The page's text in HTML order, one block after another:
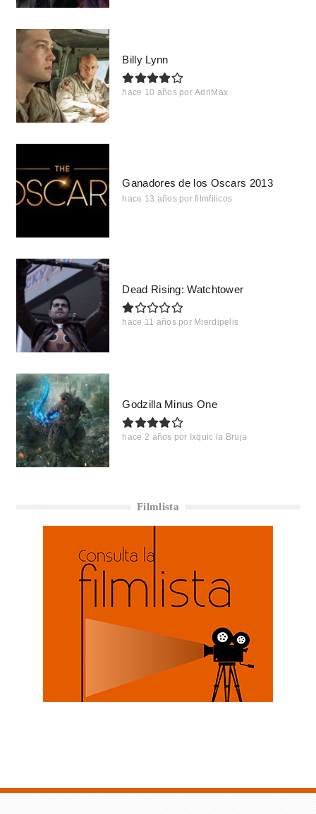
Billy Lynn
hace 10 años por AdriMax
Ganadores de los Oscars 2013
hace 13 años por filmfilicos
Dead Rising: Watchtower
hace 11 años por Mierdipelis
Godzilla Minus One
hace 2 años por Ixquic la Bruja
Filmlista